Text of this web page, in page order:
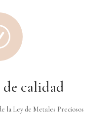
calidad
la Ley de Metales Preciosos